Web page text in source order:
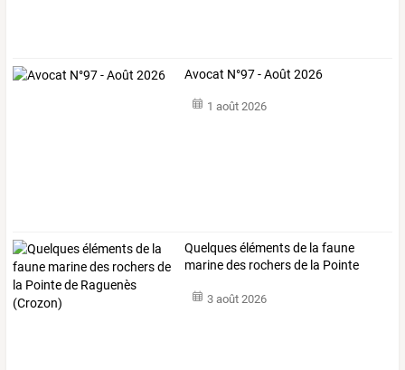
Avocat N°97 - Août 2026
1 août 2026
Quelquesélémentsde la faune
marinedes rochersde la Pointe
3 août 2026